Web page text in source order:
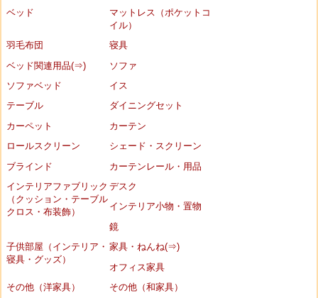
ベッド
マットレス（ポケットコ
イル）
羽毛布団
寝具
ベッド関連用品(⇒)
ソファ
ソファベッド
イス
テーブル
ダイニングセット
カーペット
カーテン
ロールスクリーン
シェード・スクリーン
ブラインド
カーテンレール・用品
インテリアファブリック
（クッション・テーブル
クロス・布装飾）
デスク
インテリア小物・置物
鏡
子供部屋（インテリア・
寝具・グッズ）
家具・ねんね(⇒)
オフィス家具
その他（洋家具）
その他（和家具）